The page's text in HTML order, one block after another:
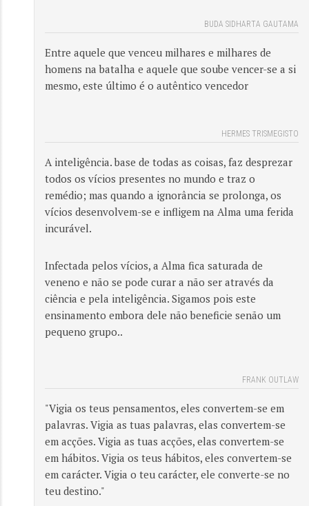
BUDA SIDHARTA GAUTAMA
Entre aquele que venceu milhares e milhares de
homens na batalha e aquele que soube vencer-se a si
mesmo, este último é o autêntico vencedor
HERMES TRISMEGISTO
A inteligência. base de todas as coisas, faz desprezar
todos os vícios presentes no mundo e traz o
remédio; mas quando a ignorância se prolonga, os
vícios desenvolvem-se e infligem na Alma uma ferida
incurável.
Infectada pelos vícios, a Alma fica saturada de
veneno e não se pode curar a não ser através da
ciência e pela inteligência. Sigamos pois este
ensinamento embora dele não beneficie senão um
pequeno grupo..
FRANK OUTLAW
"Vigia os teus pensamentos, eles convertem-se em
palavras. Vigia as tuas palavras, elas convertem-se
em acções. Vigia as tuas acções, elas convertem-se
em hábitos. Vigia os teus hábitos, eles convertem-se
em carácter. Vigia o teu carácter, ele converte-se no
teu destino."